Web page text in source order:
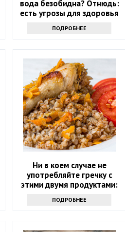
вода безобидна? Отнюдь:
есть угрозы для здоровья
ПОДРОБНЕЕ
Ни в коем случае не
употребляйте гречку с
этими двумя продуктами:
последствия
ПОДРОБНЕЕ